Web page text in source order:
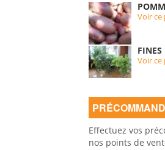
Voir
FINES
Voir
Effectuez vos
nos points de